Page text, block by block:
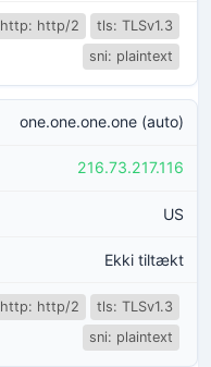
http: http/2
tls: TLSv1.3
sni: plaintext
one.one.one.one (auto)
216.73.217.116
US
Ekki tiltækt
http: http/2
tls: TLSv1.3
sni: plaintext